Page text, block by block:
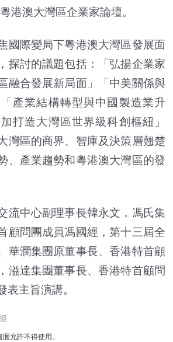
港澳大灣區企業家論壇。
國際變局下粵港澳大灣區發展面
探討的議題包括：「弘揚企業家
融合發展新局面」「中美關係與
產業結構轉型與中國製造業升
打造大灣區世界級科創樞紐」
灣區的商界、智庫及決策層翹楚
、產業趨勢和粵港澳大灣區的發
流中心副理事長韓永文，馮氏集
顧問團成員馮國經，第十三屆全
華潤集團原董事長、香港特首顧
溢達集團董事長、香港特首顧問
表主旨演講。
允許不得使用。